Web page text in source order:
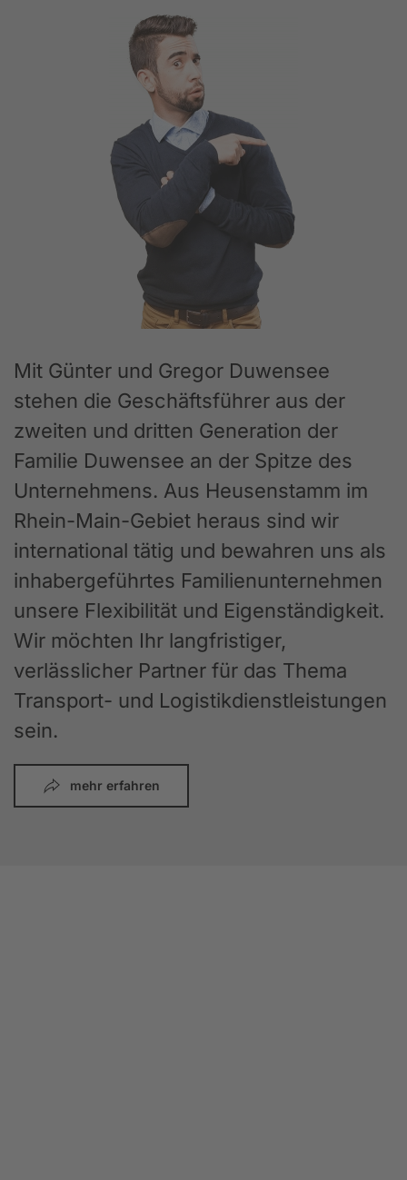
Mit Günter und Gregor Duwensee
stehen die Geschäftsführer aus der
zweiten und dritten Generation der
Familie Duwensee an der Spitze des
Unternehmens. Aus Heusenstamm im
Rhein-Main-Gebiet heraus sind wir
international tätig und bewahren uns als
inhabergeführtes Familienunternehmen
unsere Flexibilität und Eigenständigkeit.
Wir möchten Ihr langfristiger,
verlässlicher Partner für das Thema
Transport- und Logistikdienstleistungen
sein.
mehr erfahren